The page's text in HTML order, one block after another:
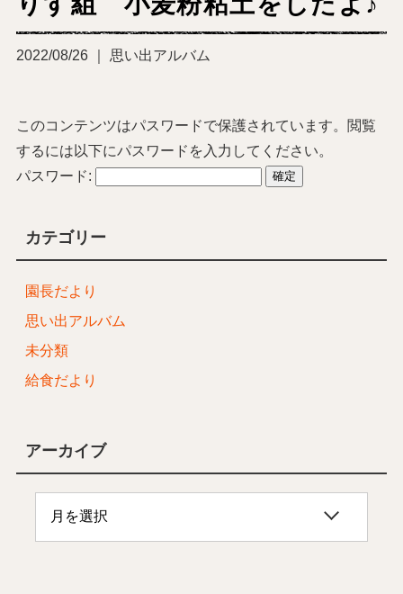
2022/08/26 ｜ 思い出アルバム
このコンテンツはパスワードで保護されています。閲覧
するには以下にパスワードを入力してください。
パスワード:
カテゴリー
園長だより
思い出アルバム
未分類
給食だより
アーカイブ